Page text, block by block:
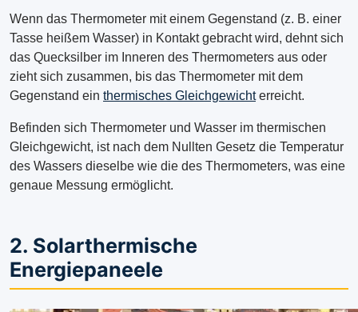
Wenn das Thermometer mit einem Gegenstand (z. B. einer
Tasse heißem Wasser) in Kontakt gebracht wird, dehnt sich
das Quecksilber im Inneren des Thermometers aus oder
zieht sich zusammen, bis das Thermometer mit dem
Gegenstand ein thermisches Gleichgewichterreicht.
Befinden sich Thermometer und Wasser im thermischen
Gleichgewicht, ist nach dem Nullten Gesetz die Temperatur
des Wassers dieselbe wie die des Thermometers, was eine
genaue Messung ermöglicht.
2. Solarthermische
Energiepaneele